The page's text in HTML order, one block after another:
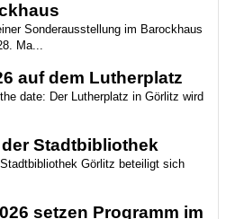
Sonderausstellung im Barockhaus
Ma...
auf dem Lutherplatz
date: Der Lutherplatz in Görlitz wird
Stadtbibliothek
Görlitz beteiligt sich
setzen Programm im